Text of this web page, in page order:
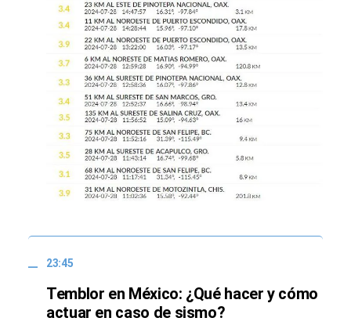
23:45
Temblor en México: ¿Qué hacer y cómo
actuar en caso de sismo?